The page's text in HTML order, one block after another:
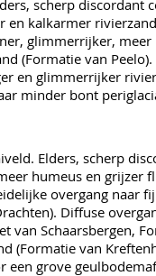
scherp discordant
en kalkarmer
glimmerrijker,
(Formatie van
en glimmerrijker
minder bont
Elders, scherp
humeus en grijzer
overgang naar
Diffuse
van Schaarsbergen,
(Formatie van
een grove